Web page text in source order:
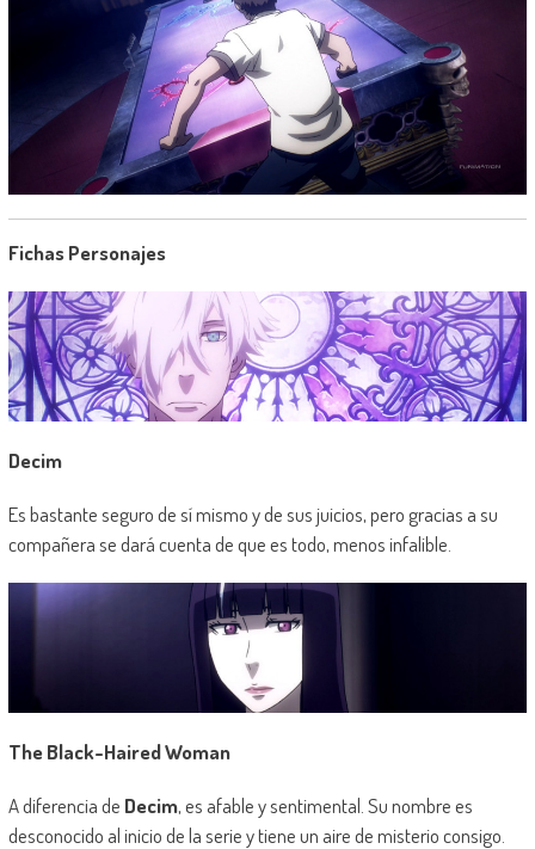
Fichas Personajes
Decim
Es bastante seguro de sí mismo y de sus juicios, pero gracias a su
compañera se dará cuenta de que es todo, menos infalible.
The Black-Haired Woman
A diferencia de Decim, es afable y sentimental. Su nombre es
desconocido al inicio de la serie y tiene un aire de misterio consigo.